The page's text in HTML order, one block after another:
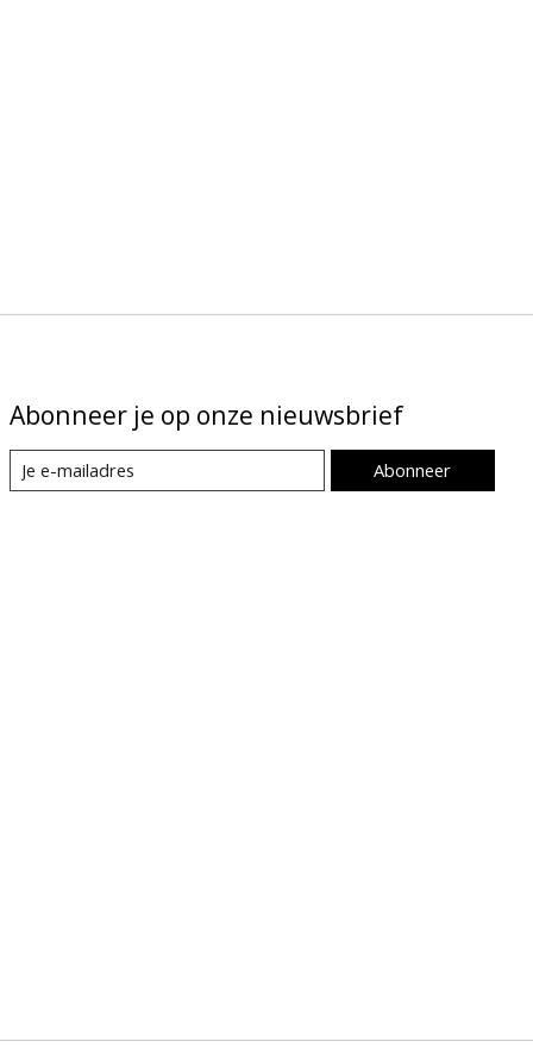
Abonneer je op onze nieuwsbrief
Abonneer